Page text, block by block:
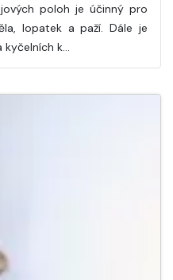
poloh je účinný pro
lopatek a paží. Dále je
k…